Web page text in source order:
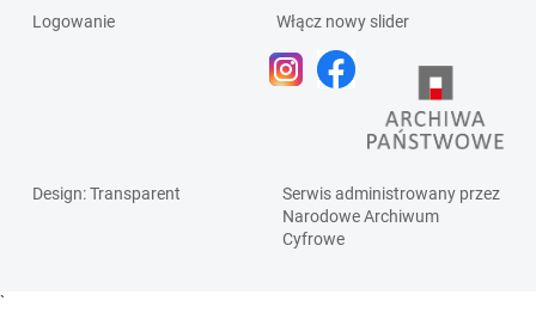
Logowanie
Włącz nowy slider
Design: Transparent
Serwis administrowany przez
Narodowe Archiwum
Cyfrowe
`